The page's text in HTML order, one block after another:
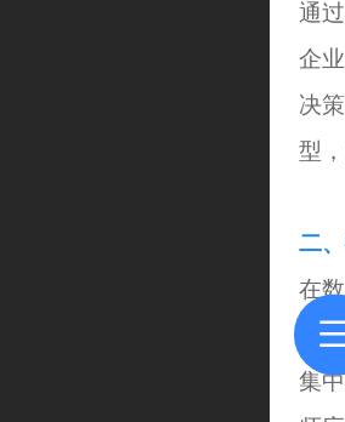
通
企
决
型
二
在
的
集